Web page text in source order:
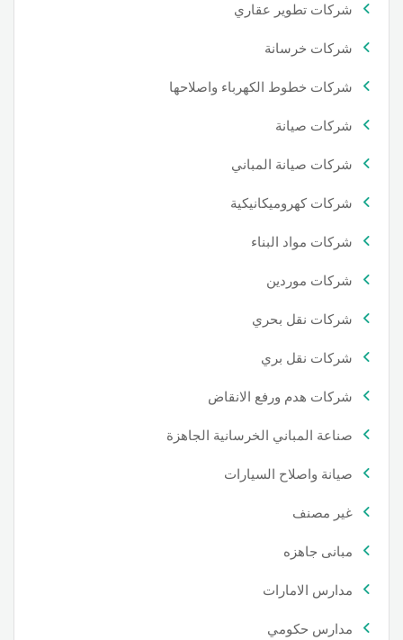
شركات تطوير عقاري
شركات خرسانة
شركات خطوط الكهرباء واصلاحها
شركات صيانة
شركات صيانة المباني
شركات كهروميكانيكية
شركات مواد البناء
شركات موردين
شركات نقل بحري
شركات نقل بري
شركات هدم ورفع الانقاض
صناعة المباني الخرسانية الجاهزة
صيانة واصلاح السيارات
غير مصنف
مبانى جاهزه
مدارس الامارات
مدارس حكومي